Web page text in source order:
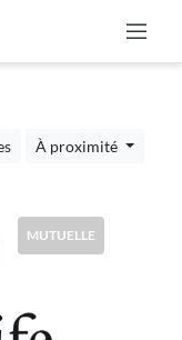
À proximité
MUTUELLE